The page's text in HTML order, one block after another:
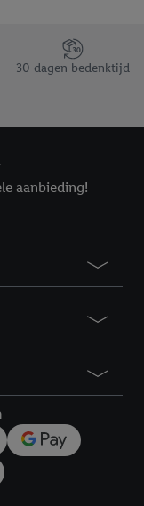
van Lidl.be
30 dagen bedenktijd
aanbieding!